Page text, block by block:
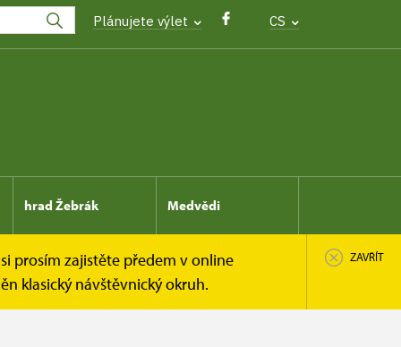
Plánujete výlet CS
hrad Žebrák Medvědi
prosím zajistěte předem v online
klasický návštěvnický okruh.
ZAVŘÍT